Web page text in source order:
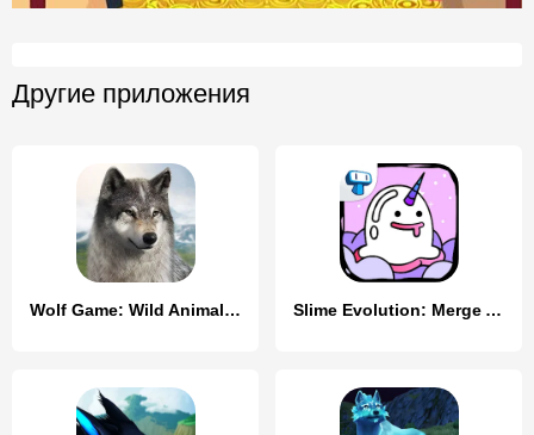
Другие приложения
Wolf Game: Wild Animal Wars Slime Evolution: Merge ASMR